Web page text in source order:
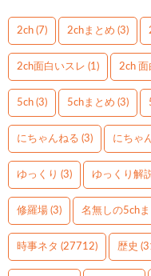
2ch (7) 2chまとめ (3)
2ch面白いスレ (1) 2ch 面
5ch (3) 5chまとめ (3)
にちゃんねる (3) にちゃ
ゆっくり (3) ゆっくり解
修羅場 (3) 名無しの5ch
時事ネタ (27712) 歴史